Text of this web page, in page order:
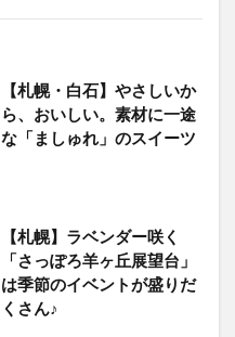
【札幌・白石】やさしいか
ら、おいしい。素材に一途
な「ましゅれ」のスイーツ
【札幌】ラベンダー咲く
「さっぽろ羊ヶ丘展望台」
は季節のイベントが盛りだ
くさん♪